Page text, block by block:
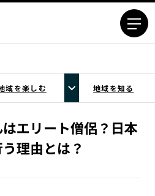
青森エリア
山形エリア
茨城エリア
群馬エリア
域を楽しむ 地域を知る
エリート僧侶？日本
理由とは？